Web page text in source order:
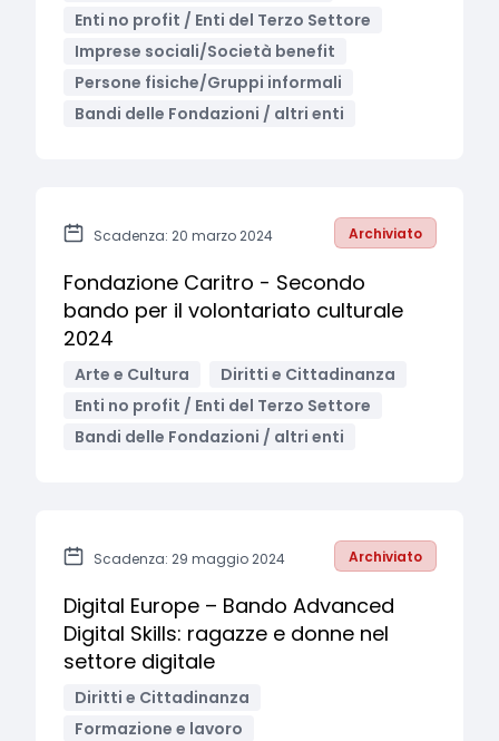
Enti no profit / Enti del Terzo Settore
Imprese sociali/Società benefit
Persone fisiche/Gruppi informali
Bandi delle Fondazioni / altri enti
Scadenza: 20 marzo 2024 Archiviato
Fondazione Caritro - Secondo
bando per il volontariato culturale
2024
Arte e Cultura
Diritti e Cittadinanza
Enti no profit / Enti del Terzo Settore
Bandi delle Fondazioni / altri enti
Scadenza: 29 maggio 2024 Archiviato
Digital Europe – Bando Advanced
Digital Skills: ragazze e donne nel
settore digitale
Diritti e Cittadinanza
Formazione e lavoro